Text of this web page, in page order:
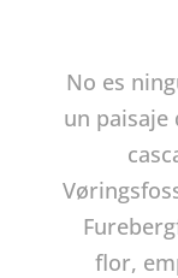
No es
un paisaje
flor,